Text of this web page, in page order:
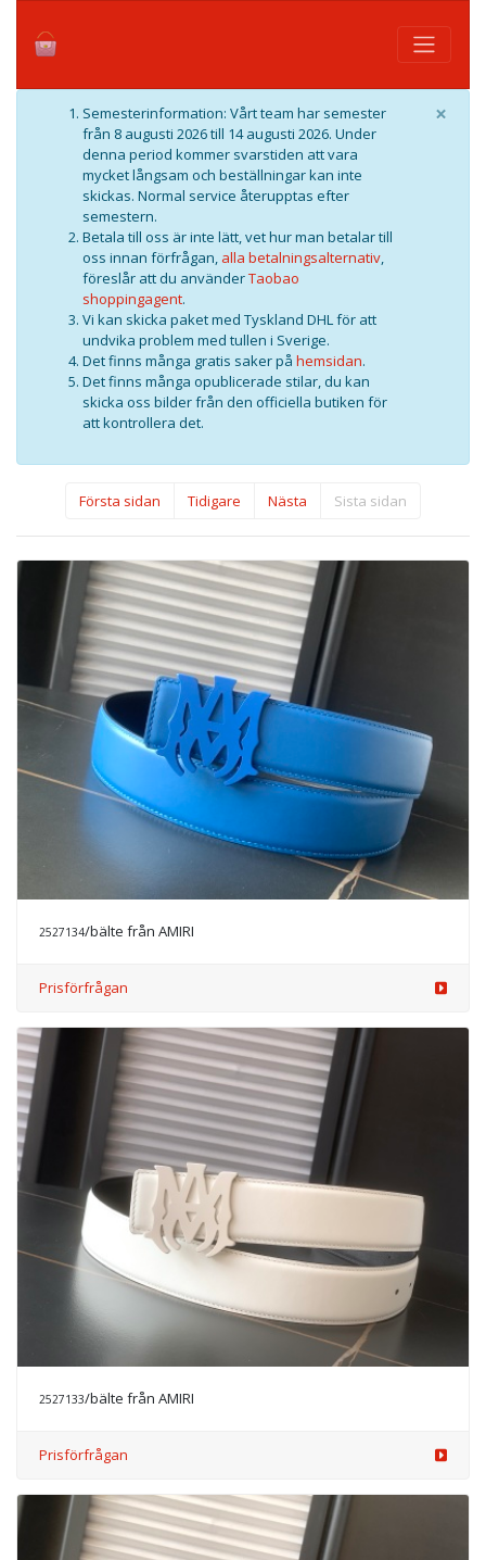
Semesterinformation: Vårt team har semester
från 8 augusti 2026 till 14 augusti 2026. Under
denna period kommer svarstiden att vara
mycket långsam och beställningar kan inte
skickas. Normal service återupptas efter
semestern.
Betala till oss är inte lätt, vet hur man betalar till
oss innan förfrågan, alla betalningsalternativ,
föreslår att du använderTaobao
shoppingagent.
Vi kan skicka paket med Tyskland DHL för att
undvika problem med tullen i Sverige.
Det finns många gratis saker på hemsidan.
Det finns många opublicerade stilar, du kan
skicka oss bilder från den officiella butiken för
att kontrollera det.
×
Första sidan Tidigare Nästa Sista sidan
2527134/bälte från AMIRI
Prisförfrågan
2527133/bälte från AMIRI
Prisförfrågan